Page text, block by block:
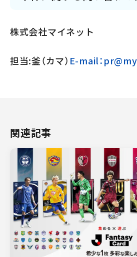
株式会社マイネット
担当:釜（カマ） E-mail：
関連記事